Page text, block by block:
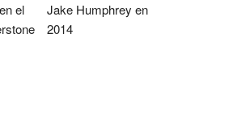
el
Jake Humphrey en
2014